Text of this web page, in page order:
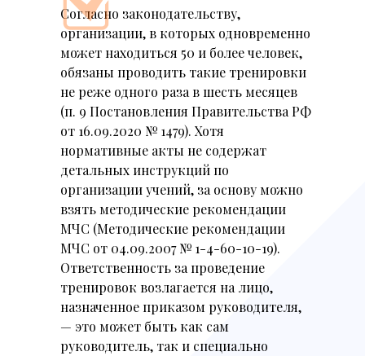
Согласно законодательству,
организации, в которых одновременно
может находиться 50 и более человек,
обязаны проводить такие тренировки
не реже одного раза в шесть месяцев
(п. 9 Постановления Правительства РФ
от 16.09.2020 № 1479). Хотя
нормативные акты не содержат
детальных инструкций по
организации учений, за основу можно
взять методические рекомендации
МЧС (Методические рекомендации
МЧС от 04.09.2007 № 1-4-60-10-19).
Ответственность за проведение
тренировок возлагается на лицо,
назначенное приказом руководителя,
— это может быть как сам
руководитель, так и специально